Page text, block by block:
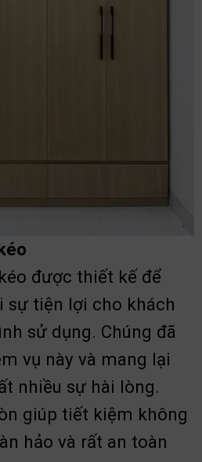
được thiết kế để
sự tiện lợi cho khách
sử dụng. Chúng đã
vụ này và mang lại
nhiều sự hài lòng.
giúp tiết kiệm không
hảo và rất an toàn